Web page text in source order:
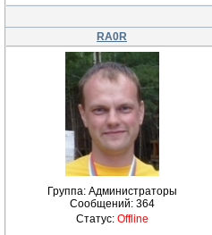
RA0R
Группа: Администраторы
Сообщений: 364
Статус: Offline